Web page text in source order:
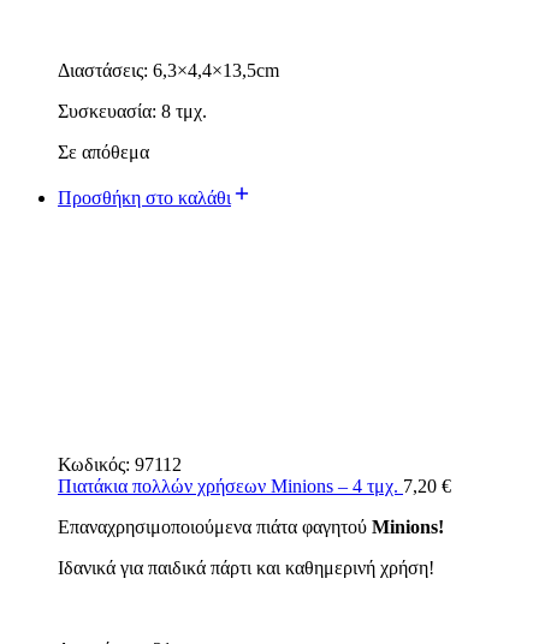
Διαστάσεις: 6,3×4,4×13,5cm
Συσκευασία: 8 τμχ.
Σε απόθεμα
Προσθήκη στο καλάθι
Κωδικός: 97112
Πιατάκια πολλών χρήσεων Minions – 4 τμχ. 7,20 €
Επαναχρησιμοποιούμενα πιάτα φαγητού Minions!
Ιδανικά για παιδικά πάρτι και καθημερινή χρήση!